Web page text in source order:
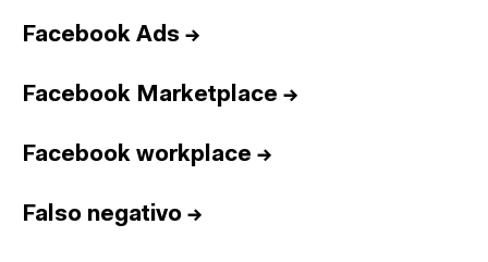
Facebook Ads →
Facebook Marketplace →
Facebook workplace →
Falso negativo →